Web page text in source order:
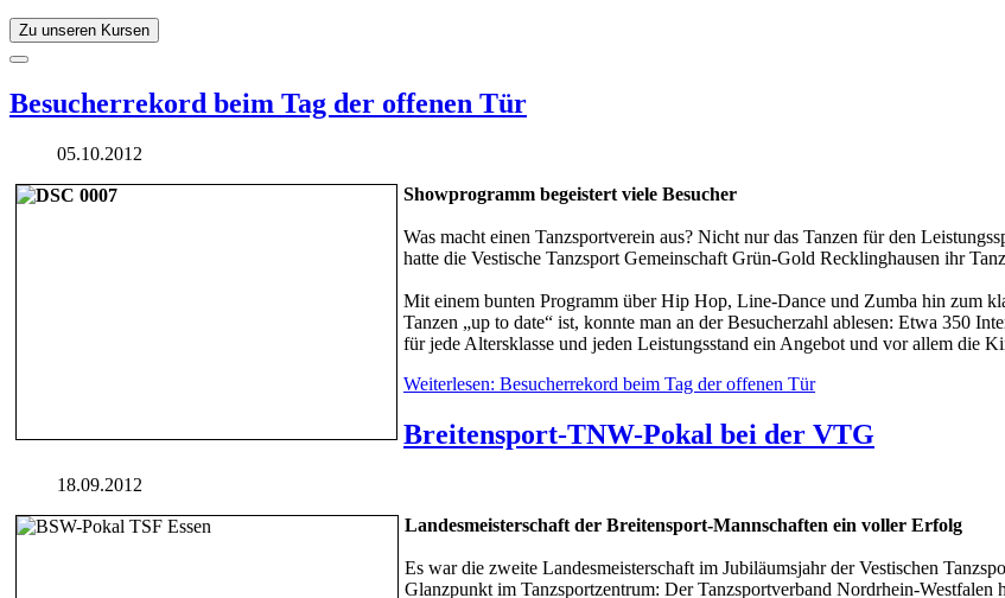
Zu unseren Kursen
Besucherrekord beim Tag der offenen Tür
05.10.2012
Showprogramm begeistert viele Besucher
Was macht einen Tanzsportverein aus? Nicht nur das Tanzen für den
hatte die Vestische Tanzsport Gemeinschaft Grün-Gold Recklinghausen ihr
Mit einem bunten Programm über Hip Hop, Line-Dance und Zumba hin zum
Tanzen „up to date“ ist, konnte man an der Besucherzahl ablesen: Etwa 350
für jede Altersklasse und jeden Leistungsstand ein Angebot und vor allem die
Weiterlesen: Besucherrekord beim Tag der offenen Tür
Breitensport-TNW-Pokal bei der VTG
18.09.2012
Landesmeisterschaft der Breitensport-Mannschaften ein voller Erfolg
Es war die zweite Landesmeisterschaft im Jubiläumsjahr der Vestischen
Glanzpunkt im Tanzsportzentrum: Der Tanzsportverband Nordrhein-